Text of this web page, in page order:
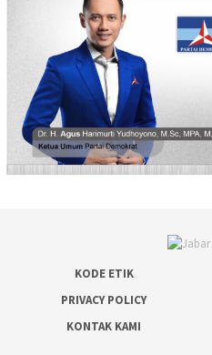
KODE ETIK
PRIVACY POLICY
KONTAK KAMI